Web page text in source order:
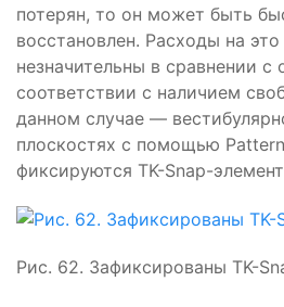
потерян, то он может быть
восстановлен. Расходы на
незначительны в сравнении
соответствии с наличием
данном случае —
плоскостях с помощью
фиксируются TK-Snap-
Рис. 62. Зафиксированы TK-